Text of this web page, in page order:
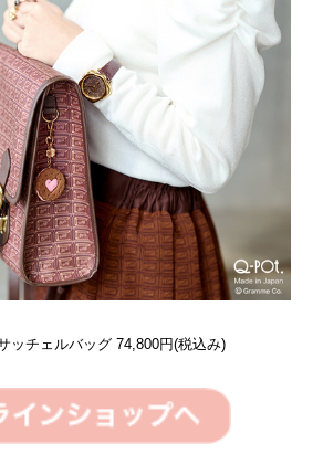
ッチェルバッグ 74,800円(税込み)